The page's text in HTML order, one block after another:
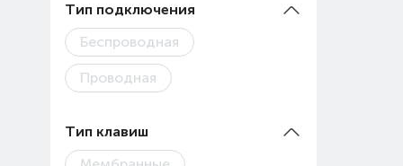
Тип подключения
Беспроводная
Проводная
Тип клавиш